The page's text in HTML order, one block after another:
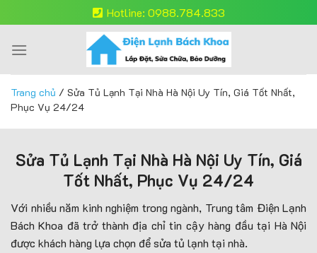
to
content
Hotline: 0988.784.833
Trang chủ / Sửa Tủ Lạnh Tại Nhà Hà Nội Uy Tín, Giá Tốt Nhất,
Phục Vụ 24/24
Sửa Tủ Lạnh Tại Nhà Hà Nội Uy Tín, Giá
Tốt Nhất, Phục Vụ 24/24
Với nhiều năm kinh nghiệm trong ngành, Trung tâm Điện Lạnh
Bách Khoa đã trở thành địa chỉ tin cậy hàng đầu tại Hà Nội
được khách hàng lựa chọn để sửa tủ lạnh tại nhà.